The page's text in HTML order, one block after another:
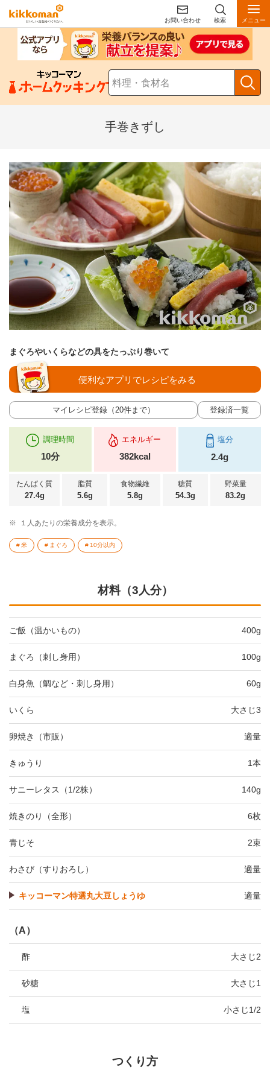
お問い合わせ 検索 メニュー
手巻きずし
まぐろやいくらなどの具をたっぷり巻いて
マイレシピ登録（20件まで） 登録済一覧
便利なアプリでレシピをみる
調理時間
10分
エネルギー
382kcal
塩分
2.4g
たんぱく質
27.4g
脂質
5.6g
食物繊維
5.8g
糖質
54.3g
野菜量
83.2g
※ １人あたりの栄養成分を表示。
米 まぐろ 10分以内
材料（3人分）
ご飯（温かいもの） 400g
まぐろ（刺し身用） 100g
白身魚（鯛など・刺し身用） 60g
いくら 大さじ3
卵焼き（市販） 適量
きゅうり 1本
サニーレタス（1/2株） 140g
焼きのり（全形） 6枚
青じそ 2束
わさび（すりおろし） 適量
キッコーマン特選丸大豆しょうゆ 適量
（A）
酢 大さじ2
砂糖 大さじ1
塩 小さじ1/2
つくり方